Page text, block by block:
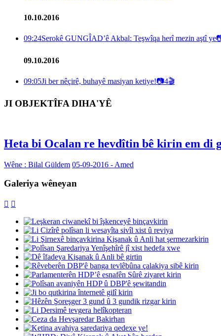
10.10.2016
09:24Serokê GUNGÎAD’ê Akbal: Teşwîqa herî mezin aştî ye
09.10.2016
09:05Ji ber nêçirê, buhayê masiyan ketiye!📷4🎬
JI OBJEKTÎFA DIHA'YÊ
Heta bi Ocalan re hevdîtin bê kirin em di
Wêne : Bilal Güldem 05-09-2016 - Amed
Galeriya wêneyan
 